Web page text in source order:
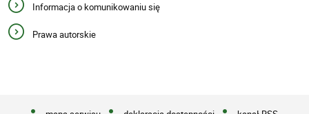
Informacja o komunikowaniu się
Prawa autorskie